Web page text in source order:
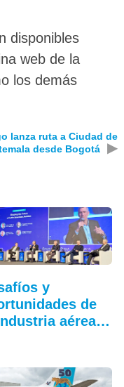
disponibles
web de la
los demás
lanza ruta a Ciudad de
desde Bogotá
▶
y
de
aérea